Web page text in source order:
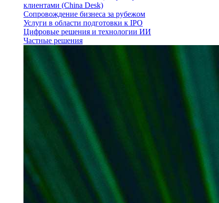
клиентами (China Desk)
Сопровождение бизнеса за рубежом
Услуги в области подготовки к IPO
Цифровые решения и технологии ИИ
Частные решения